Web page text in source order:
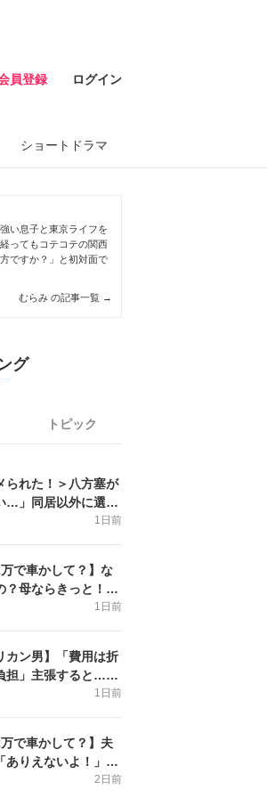
員登録 ログイン
ショートドラマ
い息子と東京ライフを
ってもコテコテの関西
ですか？」と初対面で
むらみ の記事一覧 →
グ
トピック
られた！＞八方塞が
…」同居以外に選択
が】
1日前
で車かして？】な
？母ならきっと！＜
場
1日前
カン男】「費用は折
担」主張すると…＜
場
1日前
で車かして？】夫
ありえないよ！」＜
場
2日前